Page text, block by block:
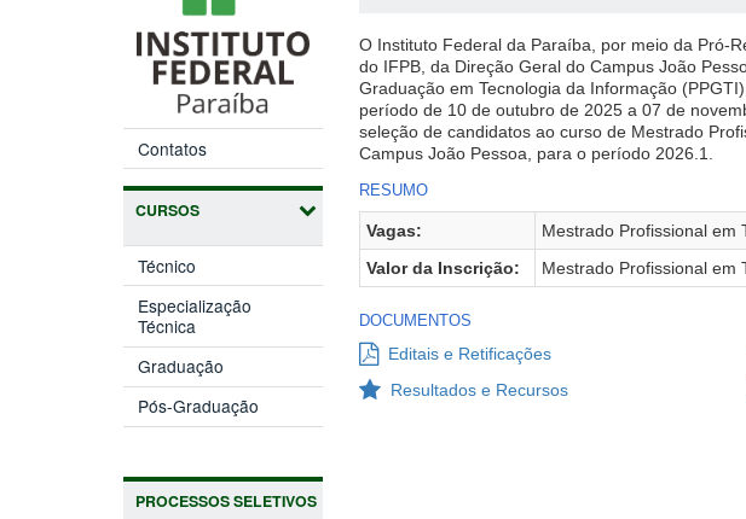
Contatos
CURSOS
Técnico
Especialização
Técnica
Graduação
Pós-Graduação
PROCESSOS SELETIVOS
O Instituto Federal da Paraíba, por meio da Pró-
do IFPB, da Direção Geral do Campus João
Graduação em Tecnologia da Informação
período de 10 de outubro de 2025 a 07 de
seleção de candidatos ao curso de Mestrado
Campus João Pessoa, para o período 2026.1.
RESUMO
Vagas:
Mestrado Profissional em
Valor da Inscrição:
Mestrado Profissional em
DOCUMENTOS
Editais e Retificações
Resultados e Recursos